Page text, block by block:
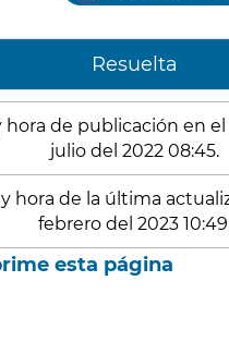
Resuelta
hora de publicación en el
julio del 2022 08:45.
hora de la última
febrero del 2023
esta página